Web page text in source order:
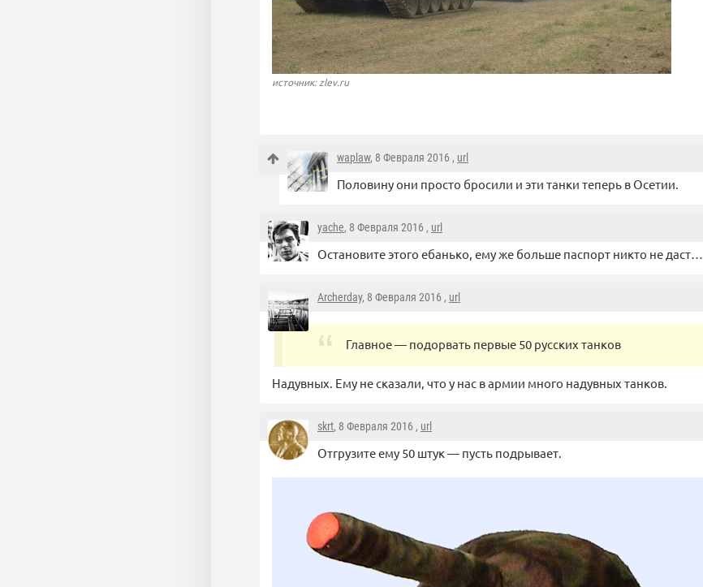
источник: zlev.ru
waplaw, 8 Февраля 2016 , url
Половину они просто бросили и эти танки теперь в Осетии.
yache, 8 Февраля 2016 , url
Остановите этого ебанько, ему же больше паспорт никто не даст…
Archerday, 8 Февраля 2016 , url
Главное — подорвать первые 50 русских танков
Надувных. Ему не сказали, что у нас в армии много надувных танков.
skrt, 8 Февраля 2016 , url
Отгрузите ему 50 штук — пусть подрывает.